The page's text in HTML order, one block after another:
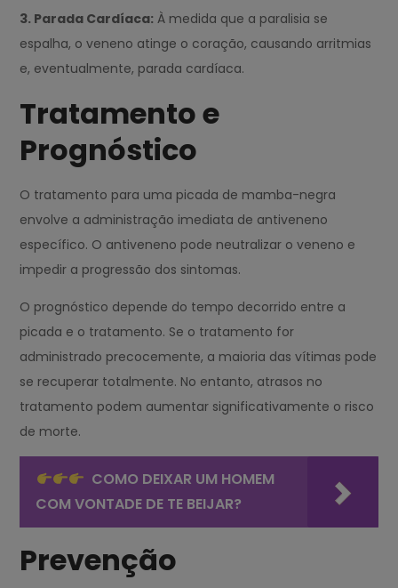
3. Parada Cardíaca: À medida que a paralisia se
espalha, o veneno atinge o coração, causando arritmias
e, eventualmente, parada cardíaca.
Tratamento e
Prognóstico
O tratamento para uma picada de mamba-negra
envolve a administração imediata de antiveneno
específico. O antiveneno pode neutralizar o veneno e
impedir a progressão dos sintomas.
O prognóstico depende do tempo decorrido entre a
picada e o tratamento. Se o tratamento for
administrado precocemente, a maioria das vítimas pode
se recuperar totalmente. No entanto, atrasos no
tratamento podem aumentar significativamente o risco
de morte.
COMO DEIXAR UM HOMEM
COM VONTADE DE TE BEIJAR?
Prevenção